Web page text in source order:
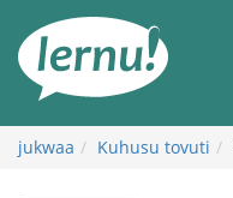
maudhui
jukwaa Kuhusu tovuti